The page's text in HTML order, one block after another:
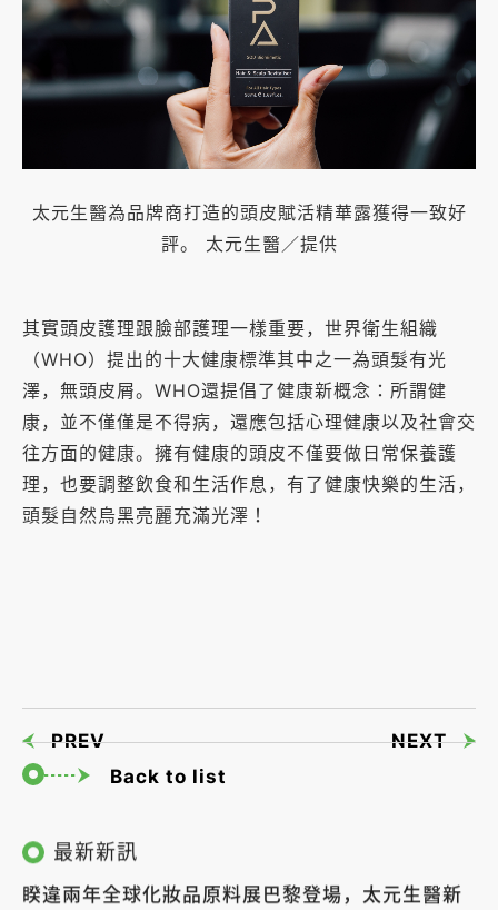
太元生醫為品牌商打造的頭皮賦活精華露獲得一致好
評。 太元生醫／提供
其實頭皮護理跟臉部護理一樣重要，世界衛生組織
（WHO）提出的十大健康標準其中之一為頭髮有光
澤，無頭皮屑。WHO還提倡了健康新概念：所謂健
康，並不僅僅是不得病，還應包括心理健康以及社會交
往方面的健康。擁有健康的頭皮不僅要做日常保養護
理，也要調整飲食和生活作息，有了健康快樂的生活，
頭髮自然烏黑亮麗充滿光澤！
PREV
NEXT
Back to list
最新新訊
睽違兩年全球化妝品原料展巴黎登場，太元生醫新